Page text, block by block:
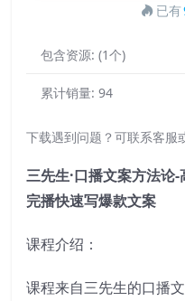
已有
包含资源: (1个)
累计销量: 94
下载遇到问题？可联系客服
三先生·口播文案方法论
完播快速写爆款文案
课程介绍：
课程来自三先生的口播